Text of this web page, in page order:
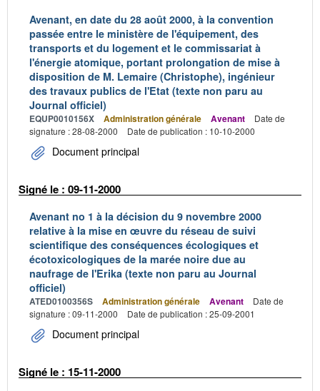
Avenant, en date du 28 août 2000, à la convention
passée entre le ministère de l'équipement, des
transports et du logement et le commissariat à
l'énergie atomique, portant prolongation de mise à
disposition de M. Lemaire (Christophe), ingénieur
des travaux publics de l'Etat (texte non paru au
Journal officiel)
EQUP0010156X Administration générale Avenant
Date de
signature : 28-08-2000
Date de publication : 10-10-2000
Document principal
Signé le : 09-11-2000
Avenant no 1 à la décision du 9 novembre 2000
relative à la mise en œuvre du réseau de suivi
scientifique des conséquences écologiques et
écotoxicologiques de la marée noire due au
naufrage de l'Erika (texte non paru au Journal
officiel)
ATED0100356S Administration générale Avenant
Date de
signature : 09-11-2000
Date de publication : 25-09-2001
Document principal
Signé le : 15-11-2000